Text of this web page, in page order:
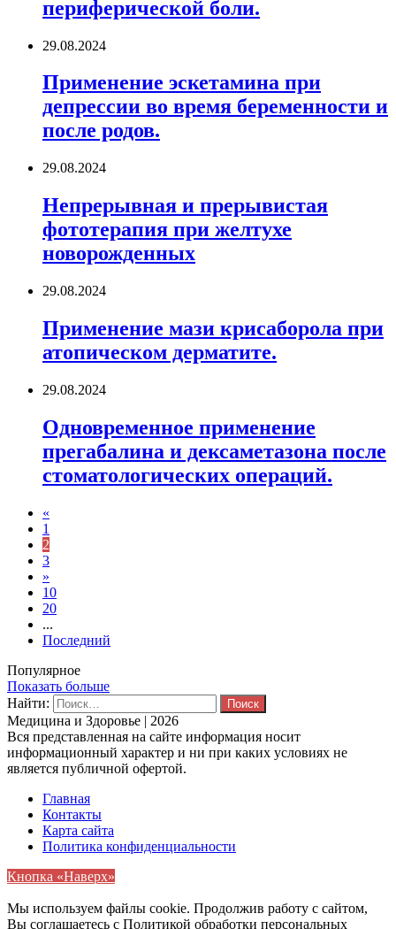
периферической боли.
29.08.2024
Применение эскетамина при
депрессии во время беременности и
после родов.
29.08.2024
Непрерывная и прерывистая
фототерапия при желтухе
новорожденных
29.08.2024
Применение мази крисаборола при
атопическом дерматите.
29.08.2024
Одновременное применение
прегабалина и дексаметазона после
стоматологических операций.
«
1
2
3
»
10
20
...
Последний
Популярное
Показать больше
Найти:
Медицина и Здоровье | 2026
Вся представленная на сайте информация носит
информационный характер и ни при каких условиях не
является публичной офертой.
Главная
Контакты
Карта сайта
Политика конфиденциальности
Кнопка «Наверх»
Мы используем файлы cookie. Продолжив работу с сайтом,
Вы соглашаетесь с Политикой обработки персональных